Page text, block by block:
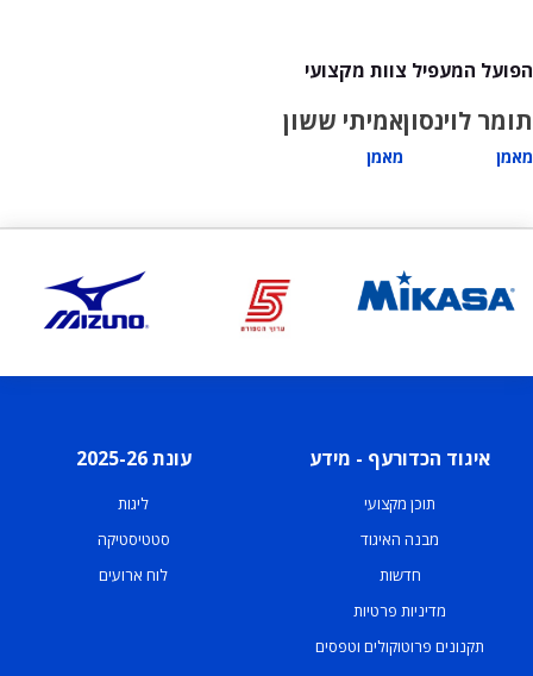
הפועל המעפיל צוות מקצועי
תומר לוינסון
מאמן
אמיתי ששון
מאמן
איגוד הכדורעף - מידע
תוכן מקצועי
מבנה האיגוד
חדשות
מדיניות פרטיות
תקנונים פרוטוקולים וטפסים
עונת 2025-26
ליגות
סטטיסטיקה
לוח ארועים